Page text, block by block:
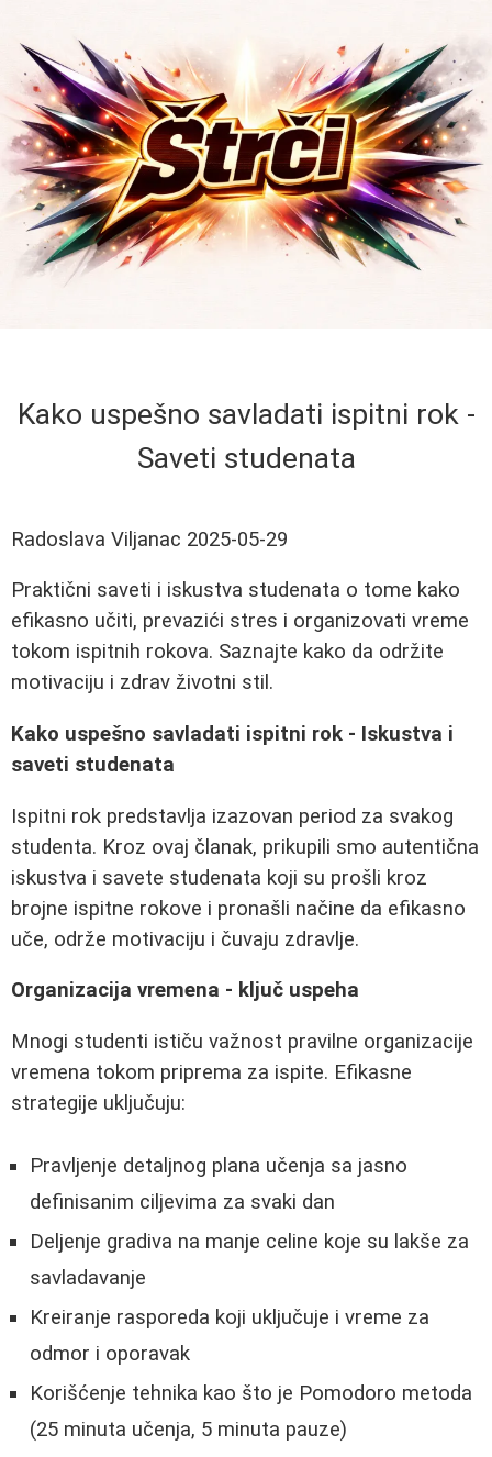
Kako uspešno savladati ispitni rok -
Saveti studenata
Radoslava Viljanac 2025-05-29
Praktični saveti i iskustva studenata o tome kako
efikasno učiti, prevazići stres i organizovati vreme
tokom ispitnih rokova. Saznajte kako da održite
motivaciju i zdrav životni stil.
Kako uspešno savladati ispitni rok - Iskustva i
saveti studenata
Ispitni rok predstavlja izazovan period za svakog
studenta. Kroz ovaj članak, prikupili smo autentična
iskustva i savete studenata koji su prošli kroz
brojne ispitne rokove i pronašli načine da efikasno
uče, održe motivaciju i čuvaju zdravlje.
Organizacija vremena - ključ uspeha
Mnogi studenti ističu važnost pravilne organizacije
vremena tokom priprema za ispite. Efikasne
strategije uključuju:
Pravljenje detaljnog plana učenja sa jasno
definisanim ciljevima za svaki dan
Deljenje gradiva na manje celine koje su lakše za
savladavanje
Kreiranje rasporeda koji uključuje i vreme za
odmor i oporavak
Korišćenje tehnika kao što je Pomodoro metoda
(25 minuta učenja, 5 minuta pauze)